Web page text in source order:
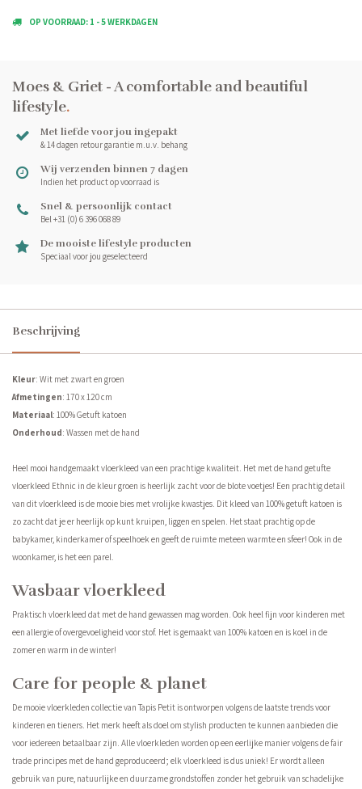
OP VOORRAAD: 1 - 5 WERKDAGEN
Moes & Griet - A comfortable and beautiful
lifestyle.
Met liefde voor jou ingepakt
& 14 dagen retour garantie m.u.v. behang
Wij verzenden binnen 7 dagen
Indien het product op voorraad is
Snel & persoonlijk contact
Bel +31 (0) 6 396 068 89
De mooiste lifestyle producten
Speciaal voor jou geselecteerd
Beschrijving
Kleur: Wit met zwart en groen
Afmetingen: 170 x 120 cm
Materiaal: 100% Getuft katoen
Onderhoud: Wassen met de hand
Heel mooi handgemaakt vloerkleed van een prachtige kwaliteit. Het met de hand getufte
vloerkleed Ethnic in de kleur groen is heerlijk zacht voor de blote voetjes! Een prachtig detail
van dit vloerkleed is de mooie bies met vrolijke kwastjes. Dit kleed van 100% getuft katoen is
zo zacht dat je er heerlijk op kunt kruipen, liggen en spelen. Het staat prachtig op de
babykamer, kinderkamer of speelhoek en geeft de ruimte meteen warmte en sfeer! Ook in de
woonkamer, is het een parel.
Wasbaar vloerkleed
Praktisch vloerkleed dat met de hand gewassen mag worden. Ook heel fijn voor kinderen met
een allergie of overgevoeligheid voor stof. Het is gemaakt van 100% katoen en is koel in de
zomer en warm in de winter!
Care for people & planet
De mooie vloerkleden collectie van Tapis Petit is ontworpen volgens de laatste trends voor
kinderen en tieners. Het merk heeft als doel om stylish producten te kunnen aanbieden die
voor iedereen betaalbaar zijn. Alle vloerkleden worden op een eerlijke manier volgens de fair
trade principes met de hand geproduceerd; elk vloerkleed is dus uniek! Er wordt alleen
gebruik van pure, natuurlijke en duurzame grondstoffen zonder het gebruik van schadelijke